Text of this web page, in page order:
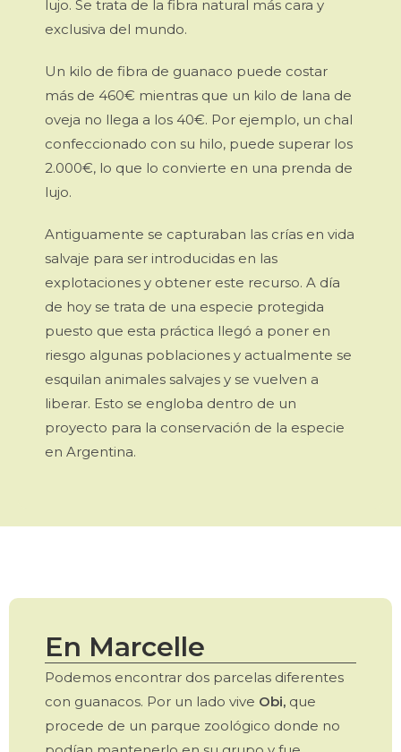
lujo. Se trata de la fibra natural más cara y
exclusiva del mundo.
Un kilo de fibra de guanaco puede costar
más de 460€ mientras que un kilo de lana de
oveja no llega a los 40€. Por ejemplo, un chal
confeccionado con su hilo, puede superar los
2.000€, lo que lo convierte en una prenda de
lujo.
Antiguamente se capturaban las crías en vida
salvaje para ser introducidas en las
explotaciones y obtener este recurso. A día
de hoy se trata de una especie protegida
puesto que esta práctica llegó a poner en
riesgo algunas poblaciones y actualmente se
esquilan animales salvajes y se vuelven a
liberar. Esto se engloba dentro de un
proyecto para la conservación de la especie
en Argentina.
En Marcelle
Podemos encontrar dos parcelas diferentes
con guanacos. Por un lado vive Obi, que
procede de un parque zoológico donde no